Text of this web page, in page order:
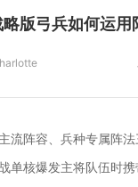
版弓兵如何运用
流阵容、兵种专属阵
核爆发主将队伍时